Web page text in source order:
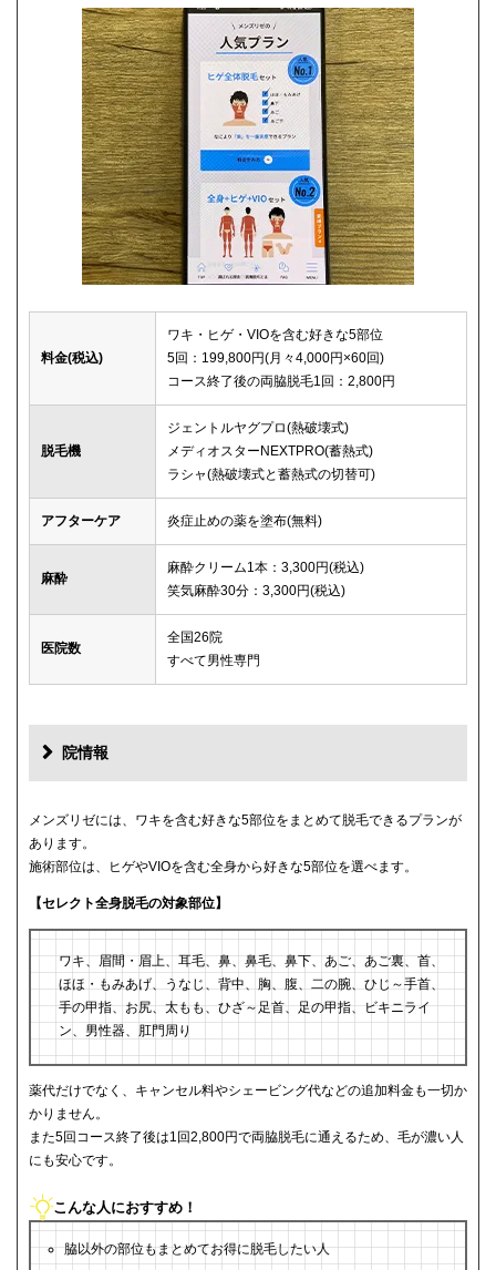
料金(税込)
ワキ・ヒゲ・VIOを含む好きな5部位
5回：199,800円(月々4,000円×60回)
コース終了後の両脇脱毛1回：2,800円
脱毛機
ジェントルヤグプロ(熱破壊式)
メディオスターNEXTPRO(蓄熱式)
ラシャ(熱破壊式と蓄熱式の切替可)
アフターケア 炎症止めの薬を塗布(無料)
麻酔
麻酔クリーム1本：3,300円(税込)
笑気麻酔30分：3,300円(税込)
医院数
全国26院
すべて男性専門
院情報
メンズリゼには、ワキを含む好きな5部位をまとめて脱毛できるプランが
あります。
施術部位は、ヒゲやVIOを含む全身から好きな5部位を選べます。
【セレクト全身脱毛の対象部位】
ワキ、眉間・眉上、耳毛、鼻、鼻毛、鼻下、あご、あご裏、首、
ほほ・もみあげ、うなじ、背中、胸、腹、二の腕、ひじ～手首、
手の甲指、お尻、太もも、ひざ～足首、足の甲指、ビキニライ
ン、男性器、肛門周り
薬代だけでなく、キャンセル料やシェービング代などの追加料金も一切か
かりません。
また5回コース終了後は1回2,800円で両脇脱毛に通えるため、毛が濃い人
にも安心です。
こんな人におすすめ！
脇以外の部位もまとめてお得に脱毛したい人